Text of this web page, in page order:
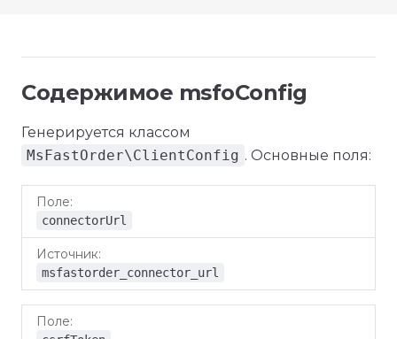
Содержимое msfoConfig
Генерируется классом
MsFastOrder\ClientConfig . Основные поля:
Поле
connectorUrl
msfastorder_connector_url